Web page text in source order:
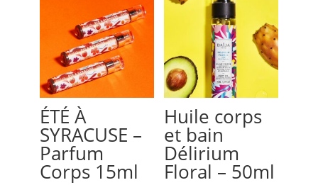
ÉTÉ À
SYRACUSE –
Parfum
Corps 15ml
Huile corps
et bain
Délirium
Floral – 50ml